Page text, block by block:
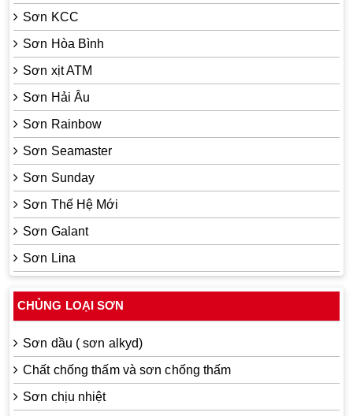
Sơn KCC
Sơn Hòa Bình
Sơn xịt ATM
Sơn Hải Âu
Sơn Rainbow
Sơn Seamaster
Sơn Sunday
Sơn Thế Hệ Mới
Sơn Galant
Sơn Lina
CHỦNG LOẠI SƠN
Sơn dầu ( sơn alkyd)
Chất chống thấm và sơn chống thấm
Sơn chịu nhiệt